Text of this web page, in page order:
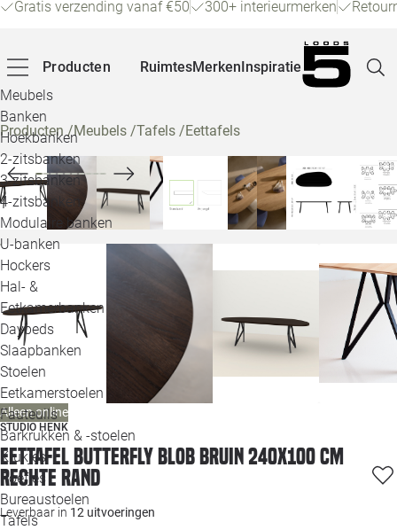
Gratis verzending vanaf €50 300+ interieurmerken
Producten
Meubels
Banken
Hoekbanken
2-zitsbanken
3-zitsbanken
4-zitsbanken
Modulaire banken
U-banken
Hockers
Hal- &
Eetkamerbanken
Daybeds
Slaapbanken
Stoelen
Eetkamerstoelen
Fauteuils
Barkrukken & -stoelen
Krukjes
Poefjes
Bureaustoelen
Tafels
RuimtesMerkenInspiratie
Producten/Meubels /Tafels /Eettafels
Alleen online
STUDIO HENK
Eettafel Butterfly blob bruin 240x100 cm
rechte rand
Leverbaar in 12 uitvoeringen